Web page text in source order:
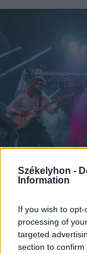
Székelyhon -
Information
If you wish to
processing of
targeted
section to
2026.
Magyar
lesznek